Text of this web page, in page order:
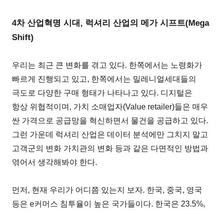
4차 산업혁명 시대, 럭셔리 산업의 메가 시프트(Mega
Shift)
우리는 최근 큰 변화를 겪고 있다. 한쪽에서는 노령화가
빠르게 진행되고 있고, 한쪽에서는 밀레니얼세대들의
극도로 다양한 구매 형태가 나타나고 있다. 디지털은
항상 위협적이며, 가치 소매업자(Value retailer)들은 매우
싼 가격으로 공급망을 혁신하면서 물건을 공급하고 있다.
그런 가운데 럭셔리 산업은 데이터 분석에만 그치지 말고
고객군의 변화 가치관의 변화 등과 같은 다면적인 방법과
엮어서 생각해봐야 한다.
먼저, 현재 우리가 어디쯤 있는지 보자. 한국, 중국, 영국
등은 e커머스 침투율이 높은 국가들이다. 한국은 23.5%,